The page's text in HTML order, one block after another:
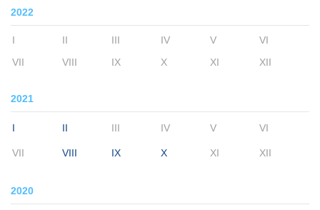
2022
I II III IV V
VI
VII
VIII IX X XI XII
2021
I II III IV V VI
VII VIII IX X XI XII
2020